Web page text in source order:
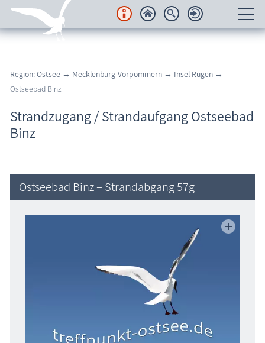
Regionales
Urlaubsorte
Karten
Wissenswertes
Region: Ostsee → Mecklenburg-Vorpommern → Insel Rügen →
Ostseebad Binz
Strandzugang / Strandaufgang Ostseebad
Binz
Ostseebad Binz – Strandabgang 57g